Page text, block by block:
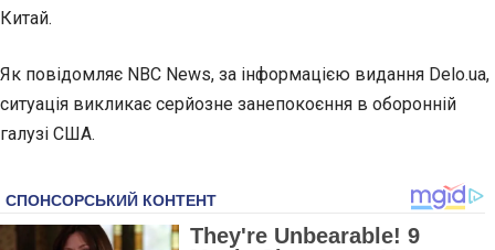
Китай.
Як повідомляє NBC News, за інформацією видання Delo.ua,
ситуація викликає серйозне занепокоєння в оборонній
галузі США.